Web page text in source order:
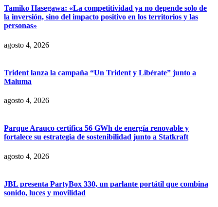
Tamiko Hasegawa: «La competitividad ya no depende solo de
la inversión, sino del impacto positivo en los territorios y las
personas»
agosto 4, 2026
Trident lanza la campaña “Un Trident y Libérate” junto a
Maluma
agosto 4, 2026
Parque Arauco certifica 56 GWh de energía renovable y
fortalece su estrategia de sostenibilidad junto a Statkraft
agosto 4, 2026
JBL presenta PartyBox 330, un parlante portátil que combina
sonido, luces y movilidad